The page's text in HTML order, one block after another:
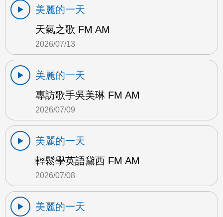
美麗的一天
天氣之歌 FM AM
2026/07/13
美麗的一天
專訪歌手吳美琳 FM AM
2026/07/09
美麗的一天
輕鬆學英語黛西 FM AM
2026/07/08
美麗的一天